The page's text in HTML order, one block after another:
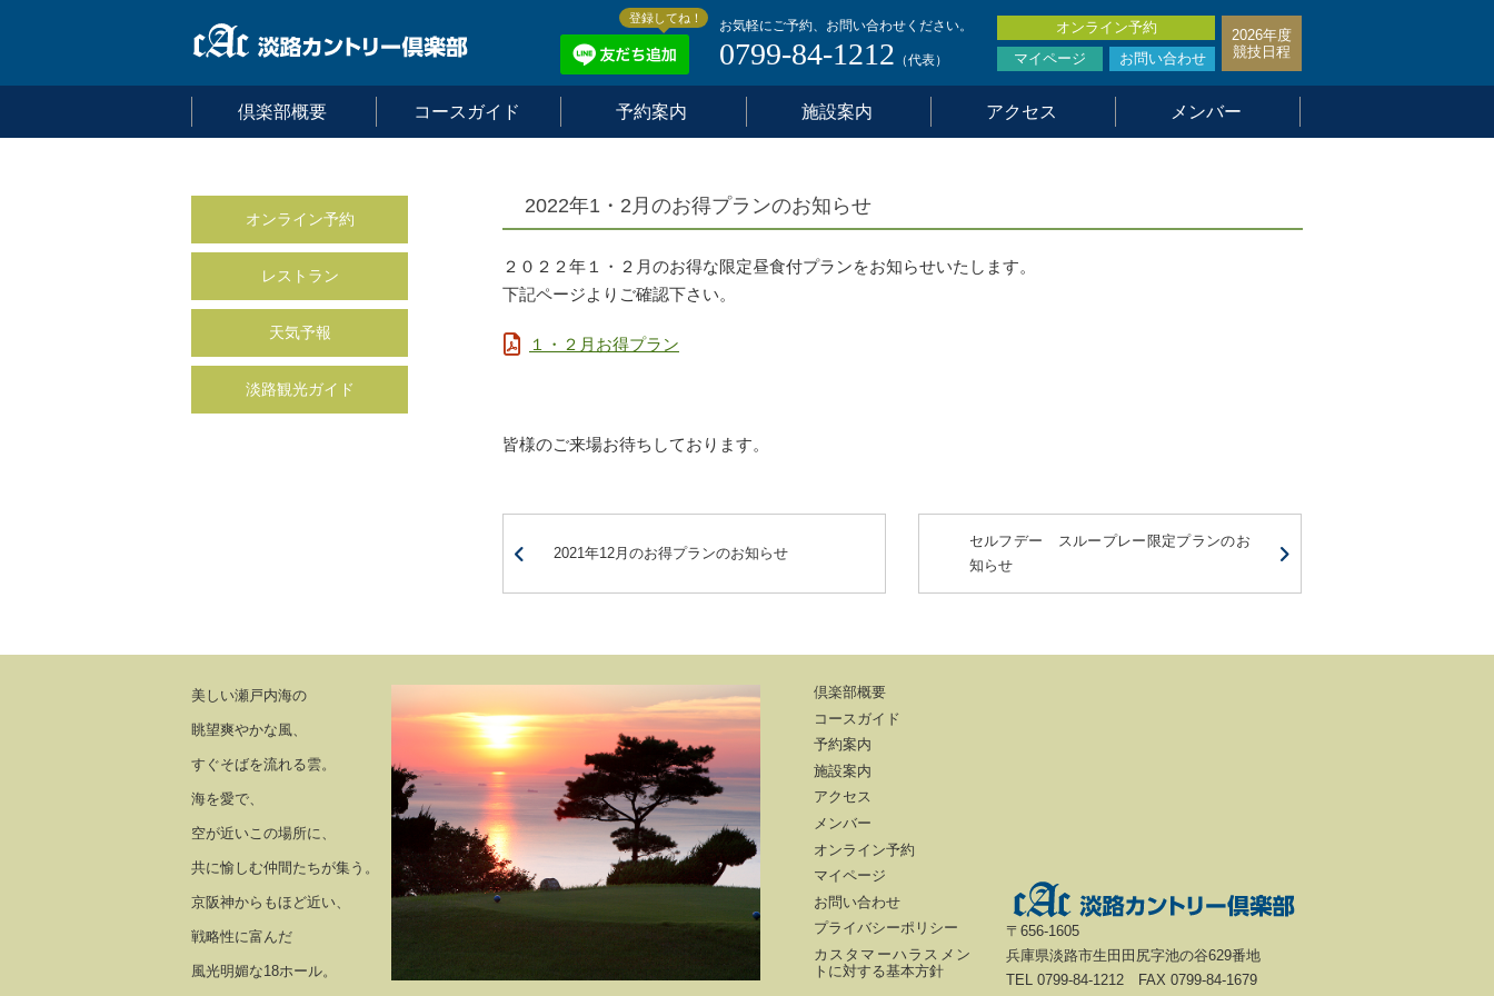
2026年度
競技日程
オンライン予約
マイページ
お問い合わせ
お気軽にご予約、お問い合わせください。
0799-84-1212 （代表）
倶楽部概要 コースガイド 予約案内 施設案内 アクセス メンバー
登録してね！
2022年1・2月のお得プランのお知らせ
２０２２年１・２月のお得な限定昼食付プランをお知らせいたします。
下記ページよりご確認下さい。
１・２月お得プラン
皆様のご来場お待ちしております。
2021年12月のお得プランのお知らせ
セルフデー スループレー限定プランのお
知らせ
オンライン予約
レストラン
天気予報
淡路観光ガイド
美しい瀬戸内海の
眺望爽やかな風、
すぐそばを流れる雲。
海を愛で、
空が近いこの場所に、
共に愉しむ仲間たちが集う。
京阪神からもほど近い、
戦略性に富んだ
風光明媚な18ホール。
倶楽部概要
コースガイド
予約案内
施設案内
アクセス
メンバー
オンライン予約
マイページ
お問い合わせ
プライバシーポリシー
カスタマーハラスメン
トに対する基本方針
〒656-1605
兵庫県淡路市生田田尻字池の谷629番地
TEL 0799-84-1212 FAX 0799-84-1679